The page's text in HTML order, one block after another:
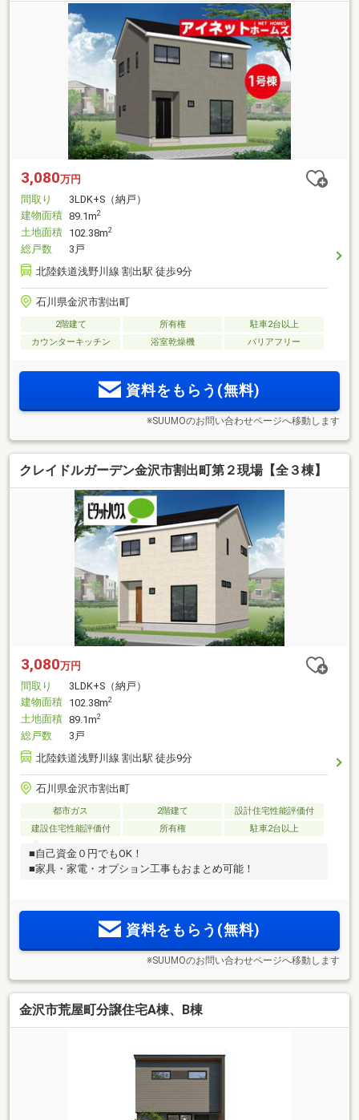
3,080万円
間取り
3LDK+S（納戸）
建物面積 89.1m2
土地面積 102.38m2
総戸数
3戸
北陸鉄道浅野川線 割出駅 徒歩9分
石川県金沢市割出町
2階建て 所有権
駐車2台以上
カウンターキッチン
浴室乾燥機 バリアフリー
資料をもらう(無料)
※SUUMOのお問い合わせページへ移動します
クレイドルガーデン金沢市割出町第２現場【全３棟】
3,080万円
間取り
3LDK+S（納戸）
建物面積 102.38m2
土地面積 89.1m2
総戸数
3戸
北陸鉄道浅野川線 割出駅 徒歩9分
石川県金沢市割出町
都市ガス 2階建て
設計住宅性能評価付
建設住宅性能評価付
所有権 駐車2台以上
■自己資金０円でもOK！
■家具・家電・オプション工事もおまとめ可能！
資料をもらう(無料)
※SUUMOのお問い合わせページへ移動します
金沢市荒屋町分譲住宅A棟、B棟